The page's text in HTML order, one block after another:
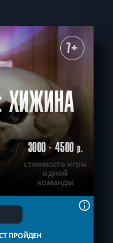
7+
ХИЖИНА
3000 - 4500р.
стоимость игры
одной
команды
ПРОЙДЕН